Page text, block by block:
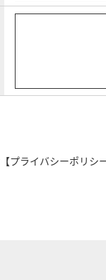
【プライバシーポリシ